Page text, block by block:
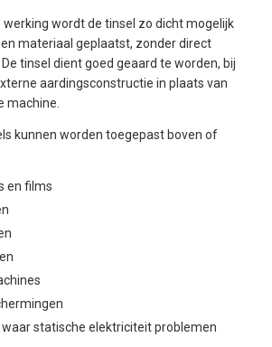
wordt de tinsel zo dicht mogelijk
materiaal geplaatst, zonder direct
tinsel dient goed geaard te worden, bij
aardingsconstructie in plaats van
machine.
kunnen worden toegepast boven of
en films
waar statische elektriciteit problemen